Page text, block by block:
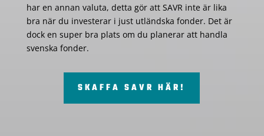
har en annan valuta, detta gör att SAVR inte är lika
bra när du investerar i just utländska fonder. Det är
dock en super bra plats om du planerar att handla
svenska fonder.
SKAFFA SAVR HÄR!